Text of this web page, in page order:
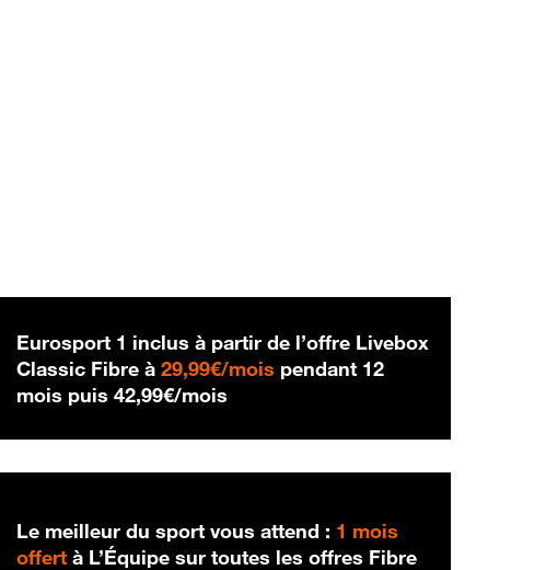
Eurosport 1 inclus à partir de l’offre Livebox
Classic Fibre à29,99€/mois 29,99 € par mois
pendant 12
mois puis42,99€/mois
Le meilleur du sport vous attend : 1 mois
offert à L’Équipe sur toutes les offres Fibre